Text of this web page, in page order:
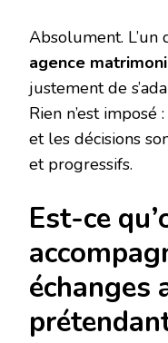
Absolument. L’un
agence
justement de
Rien n’est imposé
et les décisions
et progressifs.
Est-ce
échanges